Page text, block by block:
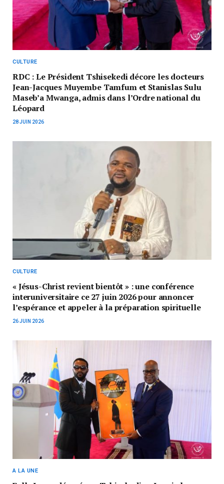
CULTURE
‎RDC : Le Président Tshisekedi décore les docteurs
Jean-Jacques Muyembe Tamfum et Stanislas Sulu
Maseb’a Mwanga, admis dans l’Ordre national du
Léopard
28 JUIN 2026
CULTURE
« Jésus-Christ revient bientôt » : une conférence
interuniversitaire ce 27 juin 2026 pour annoncer
l’espérance et appeler à la préparation spirituelle
26 JUIN 2026
A LA UNE